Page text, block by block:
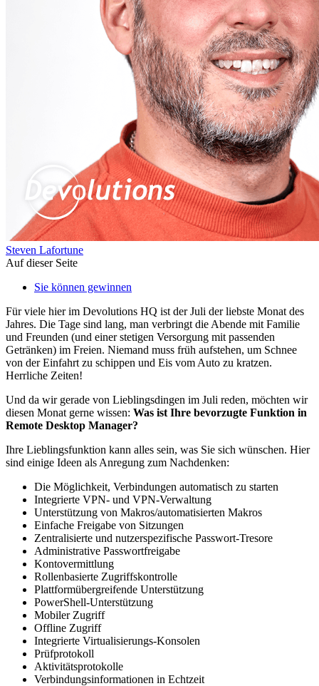
Steven Lafortune
Auf dieser Seite
Sie können gewinnen
Für viele hier im Devolutions HQ ist der Juli der liebste Monat des
Jahres. Die Tage sind lang, man verbringt die Abende mit Familie
und Freunden (und einer stetigen Versorgung mit passenden
Getränken) im Freien. Niemand muss früh aufstehen, um Schnee
von der Einfahrt zu schippen und Eis vom Auto zu kratzen.
Herrliche Zeiten!
Und da wir gerade von Lieblingsdingen im Juli reden, möchten wir
diesen Monat gerne wissen: Was ist Ihre bevorzugte Funktion in
Remote Desktop Manager?
Ihre Lieblingsfunktion kann alles sein, was Sie sich wünschen. Hier
sind einige Ideen als Anregung zum Nachdenken:
Die Möglichkeit, Verbindungen automatisch zu starten
Integrierte VPN- und VPN-Verwaltung
Unterstützung von Makros/automatisierten Makros
Einfache Freigabe von Sitzungen
Zentralisierte und nutzerspezifische Passwort-Tresore
Administrative Passwortfreigabe
Kontovermittlung
Rollenbasierte Zugriffskontrolle
Plattformübergreifende Unterstützung
PowerShell-Unterstützung
Mobiler Zugriff
Offline Zugriff
Integrierte Virtualisierungs-Konsolen
Prüfprotokoll
Aktivitätsprotokolle
Verbindungsinformationen in Echtzeit